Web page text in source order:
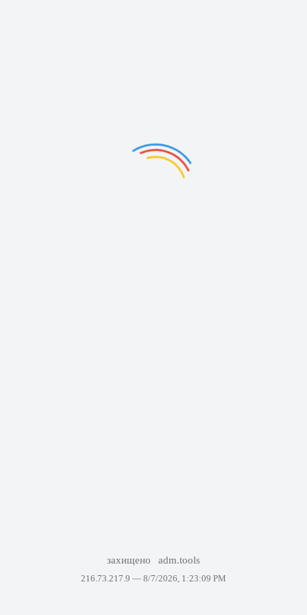
захищено adm.tools
216.73.217.9 — 8/7/2026, 1:23:09 PM